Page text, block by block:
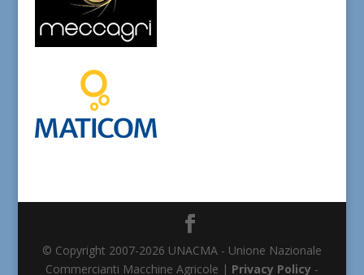
© Copyright 2007-2026 UNACMA - Unione Nazionale
Commercianti Macchine Agricole | Privacy Policy -